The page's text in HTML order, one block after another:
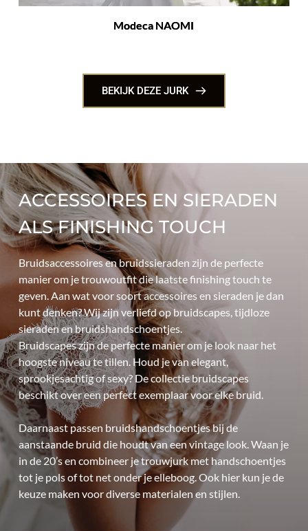
Modeca NAOMI
BEKIJK DEZE JURK
ACCESSOIRES EN SIERADEN
ALS FINISHING TOUCH
Bruidsaccessoires en bruidssieraden zijn de perfecte
manier om je trouwoutfit die laatste finishing touch te
geven. Aan wat voor soort accessoires en sieraden je dan
kunt denken? Wij zijn verliefd op bruidscapes, tijdloze
sieraden en bruidshandschoentjes.
Bruidscapes zijn de perfecte manier om je look naar het
hoogste niveau te tillen. Houd je van elegant,
sprookjesachtig of sexy? De collectie bruidscapes
beschikt over een perfect exemplaar voor elke bruid.
Daarnaast passen bruidshandschoentjes bij de
aanstaande bruid die houdt van een vintage look. Waan je
in de 20’s en combineer je trouwjurk met handschoentjes
tot je pols of tot net onder je elleboog. Ook hier kun je de
keuze maken voor diverse materialen en stijlen.